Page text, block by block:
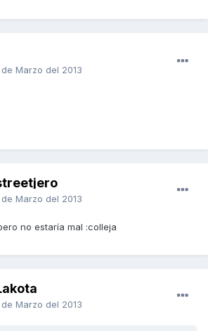
Marzo del 2013
Marzo del 2013
no estaría mal :colleja
Marzo del 2013